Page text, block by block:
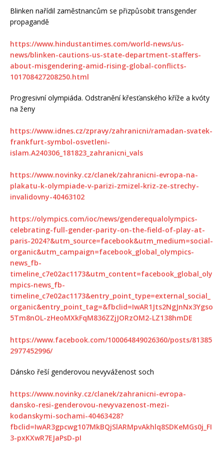
Blinken nařídil zaměstnancům se přizpůsobit transgender
propagandě
https://www.hindustantimes.com/world-news/us-
news/blinken-cautions-us-state-department-staffers-
about-misgendering-amid-rising-global-conflicts-
101708427208250.html
Progresivní olympiáda. Odstranění křesťanského kříže a kvóty
na ženy
https://www.idnes.cz/zpravy/zahranicni/ramadan-svatek-
frankfurt-symbol-osvetleni-
islam.A240306_181823_zahranicni_vals
https://www.novinky.cz/clanek/zahranicni-evropa-na-
plakatu-k-olympiade-v-parizi-zmizel-kriz-ze-strechy-
invalidovny-40463102
https://olympics.com/ioc/news/genderequalolympics-
celebrating-full-gender-parity-on-the-field-of-play-at-
paris-2024?&utm_source=facebook&utm_medium=social-
organic&utm_campaign=facebook_global_olympics-
news_fb-
timeline_c7e02ac1173&utm_content=facebook_global_oly
mpics-news_fb-
timeline_c7e02ac1173&entry_point_type=external_social_
organic&entry_point_tag=&fbclid=IwAR1Jts2NgJnNx3Ygso
5Tm8nOL-zHeoMXkFqM836ZZjJORzOM2-LZ138hmDE
https://www.facebook.com/100064849026360/posts/81385
2977452996/
Dánsko řeší genderovou nevyváženost soch
https://www.novinky.cz/clanek/zahranicni-evropa-
dansko-resi-genderovou-nevyvazenost-mezi-
kodanskymi-sochami-40463428?
fbclid=IwAR3gpcwg107MkBQjSlARMpvAkhlq8SDKeMGs0j_FI
3-pxKXwR7EJaPsD-pI